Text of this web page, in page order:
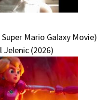
Super Mario Galaxy Movie)
(2026)